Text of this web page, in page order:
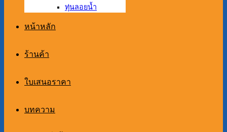
ทุ่นลอยน้ำ
หน้าหลัก
ร้านค้า
ใบเสนอราคา
บทความ